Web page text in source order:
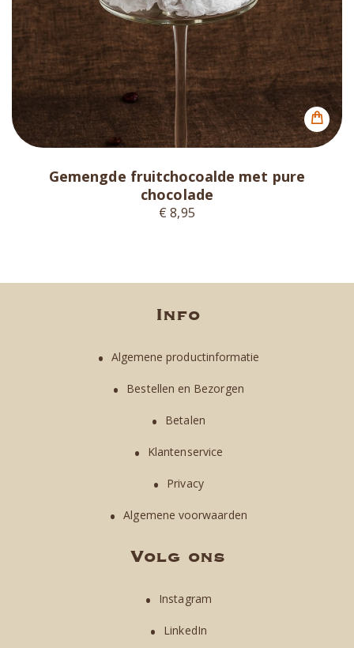
Gemengde fruitchocoalde met pure
chocolade
€ 8,95
Info
Algemene productinformatie
Bestellen en Bezorgen
Betalen
Klantenservice
Privacy
Algemene voorwaarden
Volg ons
Instagram
LinkedIn